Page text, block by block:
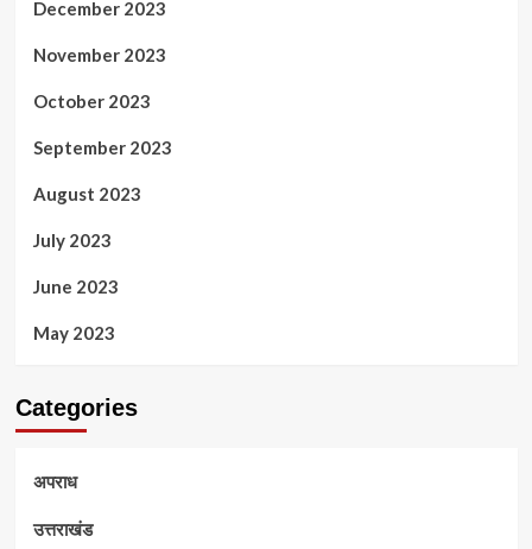
December 2023
November 2023
October 2023
September 2023
August 2023
July 2023
June 2023
May 2023
Categories
अपराध
उत्तराखंड